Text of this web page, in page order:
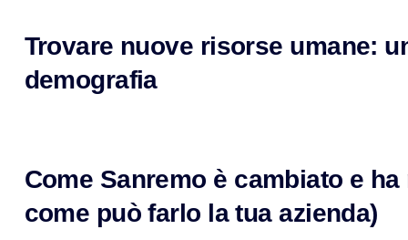
Trovare nuove risorse umane:
demografia
Come Sanremo è cambiato e
come può farlo la tua azienda)